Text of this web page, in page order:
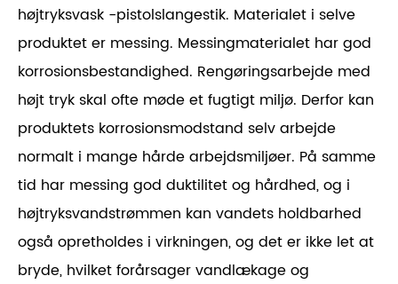
højtryksvask -pistolslangestik. Materialet i selve
produktet er messing. Messingmaterialet har god
korrosionsbestandighed. Rengøringsarbejde med
højt tryk skal ofte møde et fugtigt miljø. Derfor kan
produktets korrosionsmodstand selv arbejde
normalt i mange hårde arbejdsmiljøer. På samme
tid har messing god duktilitet og hårdhed, og i
højtryksvandstrømmen kan vandets holdbarhed
også opretholdes i virkningen, og det er ikke let at
bryde, hvilket forårsager vandlækage og